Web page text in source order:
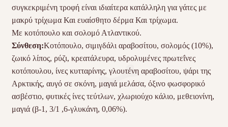
συγκεκριμένη τροφή είναι ιδιαίτερα κατάλληλη για γάτες με
μακρύ τρίχωμα Και ευαίσθητο δέρμα Και τρίχωμα.
Με κοτόπουλο και σολομό Ατλαντικού.
Σύνθεση:Κοτόπουλο, σιμιγδάλι αραβοσίτου, σολομός (10%),
ζωικό λίπος, ρύζι, κρεατάλευρα, υδρολυμένες πρωτεΐνες
κοτόπουλου, ίνες κυτταρίνης, γλουτένη αραβοσίτου, ψάρι της
Αρκτικής, αυγό σε σκόνη, μαγιά μελάσα, όξινο φωσφορικό
ασβέστιο, φυτικές ίνες τεύτλων, χλωριούχο κάλιο, μεθειονίνη,
μαγιά (β-1, 3/1 ,6-γλυκάνη, 0,06%).